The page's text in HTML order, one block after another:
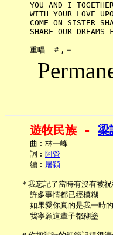
YOU AND I
WITH YOUR LOVE
COME ON SISTER
SHARE OUR DREAMS
遊牧民族 - 梁
     曲︰林一峰
     詞︰
阿管
     編︰
屠穎
＊我忘記了當時有沒有被
     許多事情都已經模糊
如果愛你真的是我一時
     我寧願這輩子都糊塗